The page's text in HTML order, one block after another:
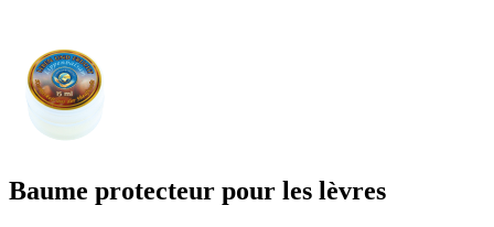
Baume protecteur pour les lèvres